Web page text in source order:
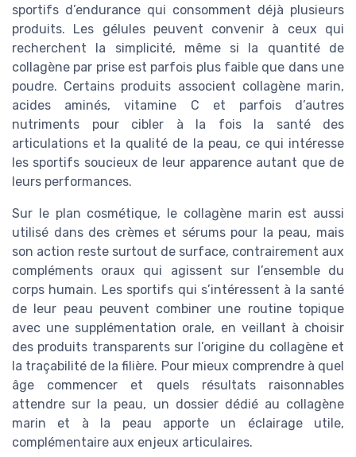
sportifs d’endurance qui consomment déjà plusieurs
produits. Les gélules peuvent convenir à ceux qui
recherchent la simplicité, même si la quantité de
collagène par prise est parfois plus faible que dans une
poudre. Certains produits associent collagène marin,
acides aminés, vitamine C et parfois d’autres
nutriments pour cibler à la fois la santé des
articulations et la qualité de la peau, ce qui intéresse
les sportifs soucieux de leur apparence autant que de
leurs performances.
Sur le plan cosmétique, le collagène marin est aussi
utilisé dans des crèmes et sérums pour la peau, mais
son action reste surtout de surface, contrairement aux
compléments oraux qui agissent sur l’ensemble du
corps humain. Les sportifs qui s’intéressent à la santé
de leur peau peuvent combiner une routine topique
avec une supplémentation orale, en veillant à choisir
des produits transparents sur l’origine du collagène et
la traçabilité de la filière. Pour mieux comprendre à quel
âge commencer et quels résultats raisonnables
attendre sur la peau, un dossier dédié au collagène
marin et à la peau apporte un éclairage utile,
complémentaire aux enjeux articulaires.